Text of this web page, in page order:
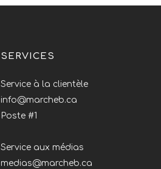
SERVICES
Service à la clientèle
info@marcheb.ca
Poste #1
Service aux médias
medias@marcheb.ca